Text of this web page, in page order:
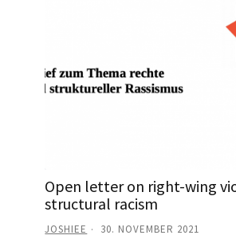
Open letter on right-wing
structural racism
JOSHIEE 30. NOVEMBER 2021